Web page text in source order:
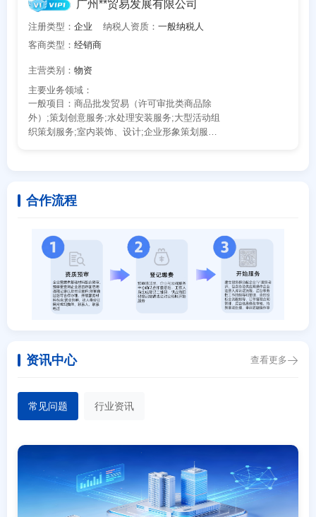
工；家政服务；建筑物清洁服务；建筑材料销
售；五金产品零售；厨具卫具及日用杂品零售；
日用陶瓷制品销售；工艺美术品及收藏品零售
品零售；办公设备销售；金属结构销售；金属结
构制造；家用电器安装服务；计算机软硬件及辅
助设备零售；计算机软硬件及辅助设备批发；普
通机械设备安装服务；金属材料销售；金属材料
制造；建筑用木料及木材组件加工；日用木制品
依法须经批准的项目外，凭营业执照依法自主开
广州**贸易发展有限公司
注册类型： 企业 纳税人资质： 一般纳税人
客商类型： 经销商
主营类别： 物资
主要业务领域：
一般项目：商品批发贸易（许可审批类商品除
外）;策划创意服务;水处理安装服务;大型活动组
织策划服务;室内装饰、设计;企业形象策划服务;
合作流程
资讯中心 查看更多
常见问题 行业资讯